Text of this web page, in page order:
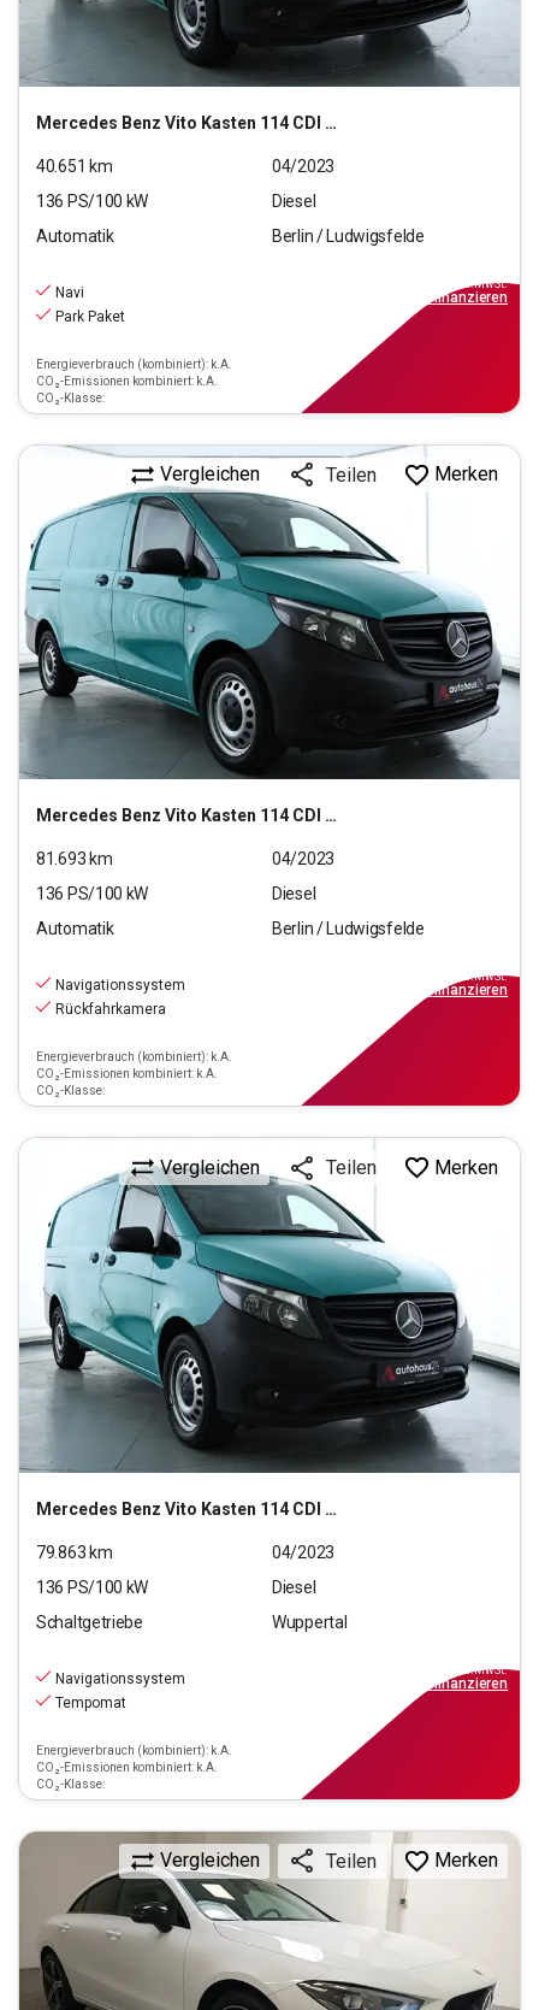
Mercedes Benz Vito Kasten 114 CDI Pro RWD lang (EURO 6d)
40.651 km
04/2023
136 PS/100 kW
Diesel
Automatik
Berlin / Ludwigsfelde
Navi
Park Paket
Energieverbrauch (kombiniert): k.A.
CO₂-Emissionen kombiniert: k.A.
CO₂-Klasse:
inkl.MwSt.
finanzieren
Mercedes Benz Vito Kasten 114 CDI Pro RWD lang (EURO 6d)
Vergleichen Teilen Merken
81.693 km
04/2023
136 PS/100 kW
Diesel
Automatik
Berlin / Ludwigsfelde
Navigationssystem
Rückfahrkamera
Energieverbrauch (kombiniert): k.A.
CO₂-Emissionen kombiniert: k.A.
CO₂-Klasse:
inkl.MwSt.
finanzieren
Mercedes Benz Vito Kasten 114 CDI Pro RWD lang (EURO 6d)
Vergleichen Teilen Merken
79.863km
04/2023
136 PS/100 kW
Diesel
Schaltgetriebe
Wuppertal
Navigationssystem
Tempomat
Energieverbrauch (kombiniert): k.A.
CO₂-Emissionen kombiniert: k.A.
CO₂-Klasse:
inkl.MwSt.
finanzieren
Vergleichen Teilen Merken